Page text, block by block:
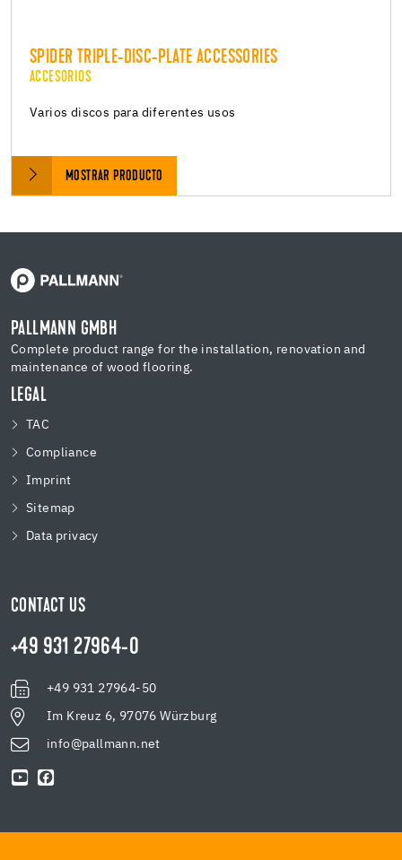
SPIDER TRIPLE-DISC-PLATE ACCESSORIES
ACCESORIOS
Varios discos para diferentes usos
MOSTRAR PRODUCTO
PALLMANN GMBH
Complete product range for the installation, renovation and
maintenance of wood flooring.
LEGAL
TAC
Compliance
Imprint
Sitemap
Data privacy
CONTACT US
+49 931 27964-0
+49 931 27964-50
Im Kreuz 6, 97076 Würzburg
info@pallmann.net